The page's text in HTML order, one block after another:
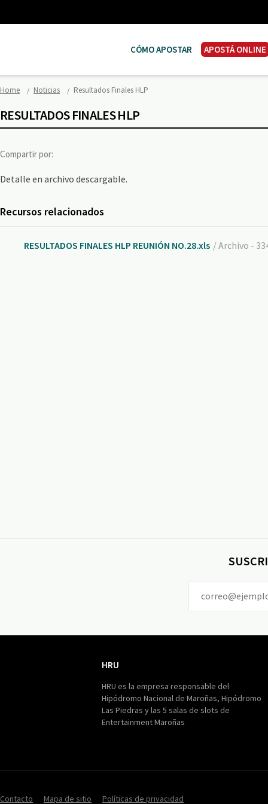
CÓMO APOSTAR APOSTÁ ONLINE
Home Noticias Resultados Finales HLP
RESULTADOS FINALES HLP
Compartir por:
Detalle en archivo descargable.
Recursos relacionados
RESULTADOS FINALES HLP REUNIÓN NO.28.xls / Archivo -
HRU
HRU es la empresa responsable del
Hipódromo Nacional de Maroñas, Hipódromo
Las Piedras y las 5 salas de slots de
Entertainment Maroñas
Contacto Mapa de sitio Políticas de privacidad